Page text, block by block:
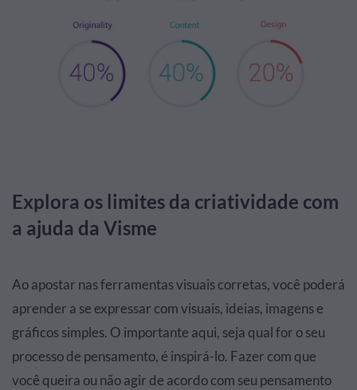
Explora os limites da criatividade com
a ajuda da Visme
Ao apostar nas ferramentas visuais corretas, você poderá
aprender a se expressar com visuais, ideias, imagens e
gráficos simples. O importante aqui, seja qual for o seu
processo de pensamento, é inspirá-lo. Fazer com que
você queira ou não agir de acordo com seu pensamento